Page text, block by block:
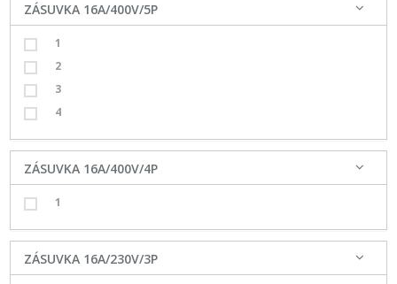
ZÁSUVKA 16A/400V/5P
1
2
3
4
ZÁSUVKA 16A/400V/4P
1
ZÁSUVKA 16A/230V/3P